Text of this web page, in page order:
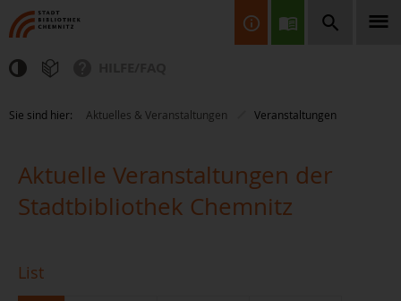
Finden Sie Informationen, Bücher, CDs & DVDs, Spiele, BluRays,
Zeitschriften und vieles mehr...
Sie sind hier: Aktuelles & Veranstaltungen Veranstaltungen
Aktuelle Veranstaltungen der
Stadtbibliothek Chemnitz
List